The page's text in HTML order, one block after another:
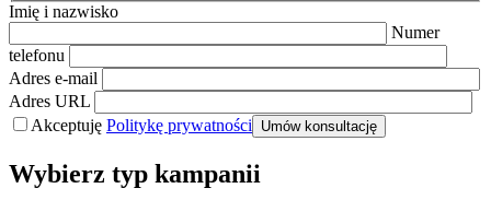
Imię i nazwisko
Numer
telefonu
Adres e-mail
Adres URL
Akceptuję Politykę prywatności
Wybierz typ kampanii